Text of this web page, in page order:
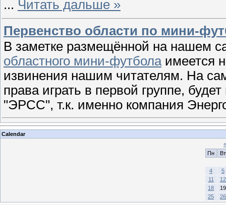
... Читать дальше »
Первенство области по мини-
В заметке размещённой на нашем
областного мини-футболаимеется
извинения нашим читателям. На
права играть в первой группе,
"ЭРСС", т.к. именно компания
Calendar
«
Пн
Вт
4
5
11
12
18
19
25
26